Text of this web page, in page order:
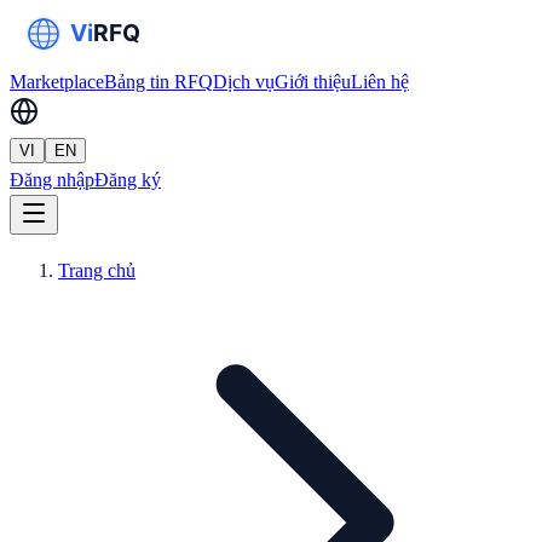
MarketplaceBảng tin RFQDịch vụGiới thiệuLiên hệ
VI EN
Đăng nhậpĐăng ký
Trang chủ